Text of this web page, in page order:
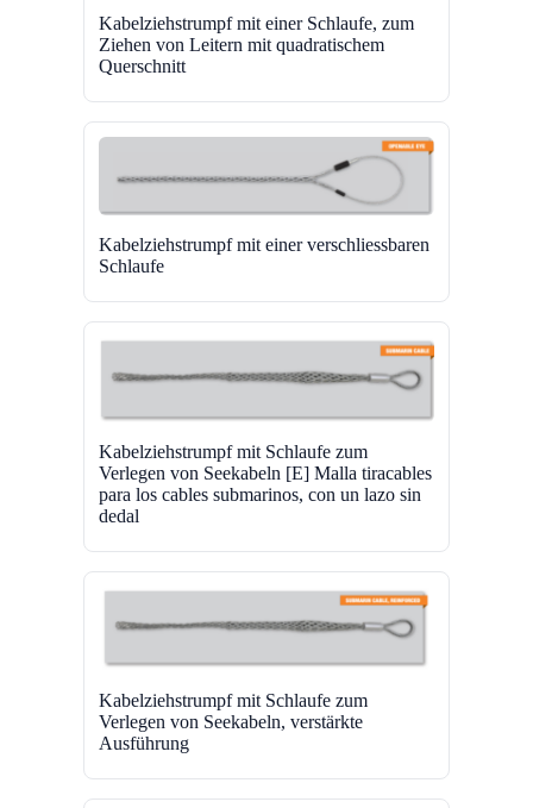
Kabelziehstrumpf mit einer Schlaufe, zum
Ziehen von Leitern mit quadratischem
Querschnitt
Kabelziehstrumpf mit einer verschliessbaren
Schlaufe
Kabelziehstrumpf mit Schlaufe zum
Verlegen von Seekabeln [E] Malla tiracables
para los cables submarinos, con un lazo sin
dedal
Kabelziehstrumpf mit Schlaufe zum
Verlegen von Seekabeln, verstärkte
Ausführung